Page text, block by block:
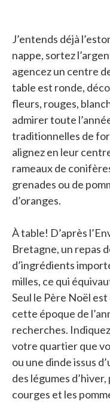
J’entends déjà
nappe, sortez
agencez un centre
table est ronde,
fleurs, rouges,
admirer toute
traditionnelles de
alignez en leur
rameaux de
grenades ou de
d’oranges.
À table! D’après
Bretagne, un repas
d’ingrédients
milles, ce qui
Seul le Père Noël
cette époque de
recherches.
votre quartier que
ou une dinde issus
des légumes
courges et les